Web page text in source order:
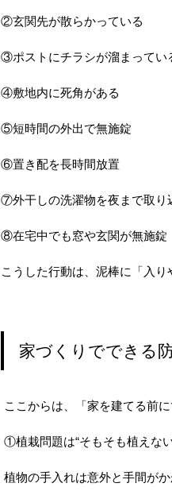
②玄関先が散らかっている
③ポストにチラシが溜まってい
④敷地内に死角がある
⑤短時間の外出で無施錠
⑥置き配を長時間放置
⑦外干しの洗濯物を夜まで取り
⑧在宅中でも窓や玄関が無施錠
こうした行動は、泥棒に「入
家づくりでできる
ここからは、「家を建てる前
①植栽問題は“そもそも植えない
植物の手入れは意外と手間がか